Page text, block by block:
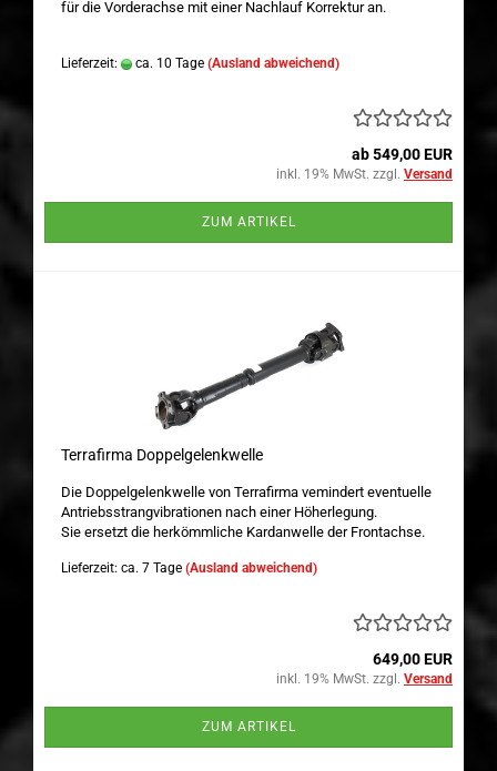
für die Vorderachse mit einer Nachlauf Korrektur an.
Lieferzeit: ca. 10 Tage (Ausland abweichend)
ab 549,00 EUR
inkl. 19% MwSt. zzgl. Versand
ZUM ARTIKEL
Terrafirma Doppelgelenkwelle
Die Doppelgelenkwelle von Terrafirma vemindert eventuelle
Antriebsstrangvibrationen nach einer Höherlegung.
Sie ersetzt die herkömmliche Kardanwelle der Frontachse.
Lieferzeit: ca. 7 Tage (Ausland abweichend)
649,00 EUR
inkl. 19% MwSt. zzgl. Versand
ZUM ARTIKEL